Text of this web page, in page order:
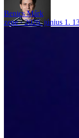
Benics Márk
zene
2026. június 1.